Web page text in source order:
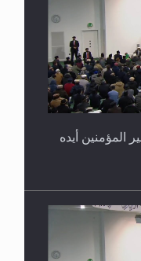
المؤمنين أيده